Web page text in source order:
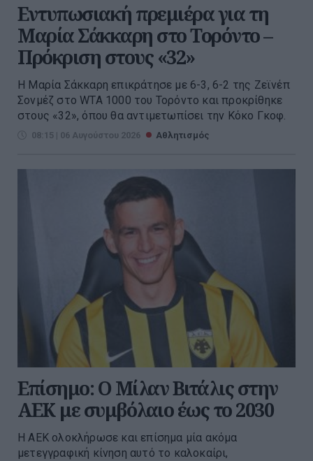
Εντυπωσιακή πρεμιέρα για τη
Μαρία Σάκκαρη στο Τορόντο –
Πρόκριση στους «32»
Η Μαρία Σάκκαρη επικράτησε με 6-3, 6-2 της Ζεϊνέπ
Σονμέζ στο WTA 1000 του Τορόντο και προκρίθηκε
στους «32», όπου θα αντιμετωπίσει την Κόκο Γκοφ.
08:15 | 06 Αυγούστου 2026 Αθλητισμός
Επίσημο: Ο Μίλαν Βιτάλις στην
ΑΕΚ με συμβόλαιο έως το 2030
Η ΑΕΚ ολοκλήρωσε και επίσημα μία ακόμα
μετεγγραφική κίνηση αυτό το καλοκαίρι,